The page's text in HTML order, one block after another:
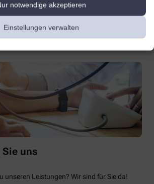
notwendige akzeptieren
Einstellungen verwalten
uns
unseren Leistungen? Wir sind für Sie da!